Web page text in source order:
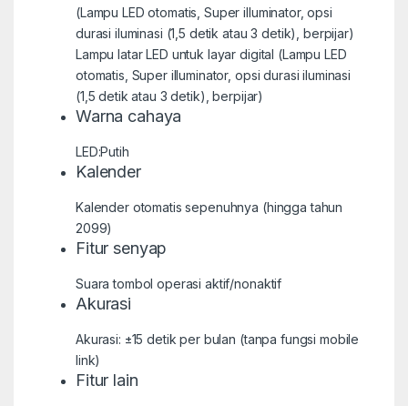
(Lampu LED otomatis, Super illuminator, opsi
durasi iluminasi (1,5 detik atau 3 detik), berpijar)
Lampu latar LED untuk layar digital (Lampu LED
otomatis, Super illuminator, opsi durasi iluminasi
(1,5 detik atau 3 detik), berpijar)
Warna cahaya
LED:Putih
Kalender
Kalender otomatis sepenuhnya (hingga tahun
2099)
Fitur senyap
Suara tombol operasi aktif/nonaktif
Akurasi
Akurasi: ±15 detik per bulan (tanpa fungsi mobile
link)
Fitur lain